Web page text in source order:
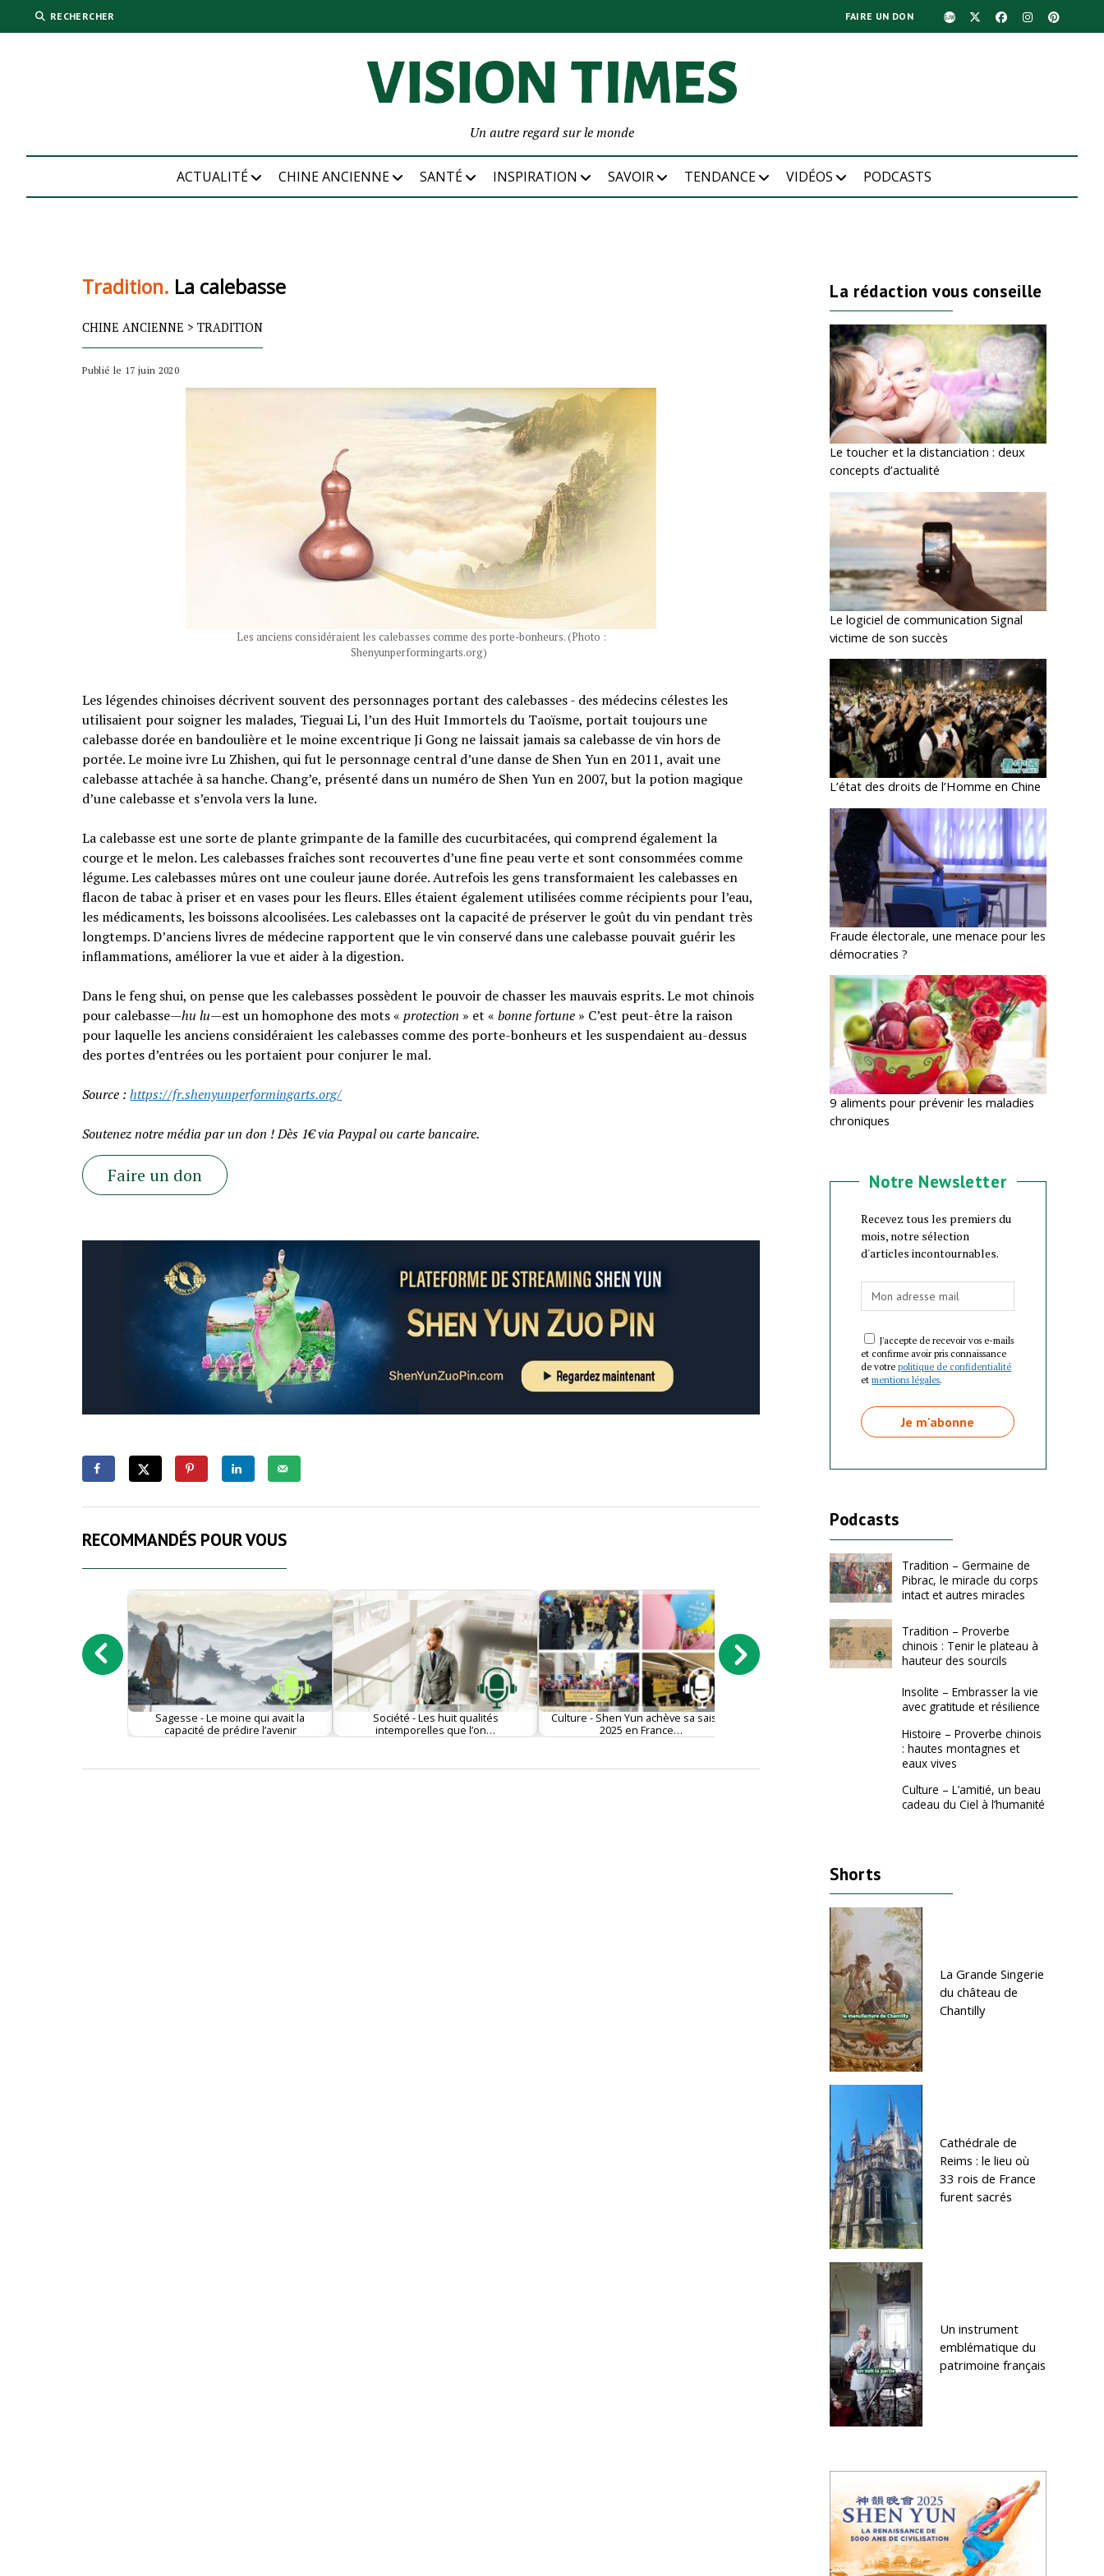
RECHERCHER FAIRE UN DON
Un autre regard sur le monde
ACTUALITÉ CHINE ANCIENNE SANTÉ INSPIRATION SAVOIR TENDANCE VIDÉOS PODCASTS
Tradition. La calebasse
CHINE ANCIENNE >TRADITION
Publié le 17 juin 2020
Les anciens considéraient les calebasses comme des porte-bonheurs. (Photo :
Shenyunperformingarts.org)
Les légendes chinoises décrivent souvent des personnages portant des calebasses - des médecins célestes les
utilisaient pour soigner les malades, Tieguai Li, l’un des Huit Immortels du Taoïsme, portait toujours une
calebasse dorée en bandoulière et le moine excentrique Ji Gong ne laissait jamais sa calebasse de vin hors de
portée. Le moine ivre Lu Zhishen, qui fut le personnage central d’une danse de Shen Yun en 2011, avait une
calebasse attachée à sa hanche. Chang’e, présenté dans un numéro de Shen Yun en 2007, but la potion magique
d’une calebasse et s’envola vers la lune.
La calebasse est une sorte de plante grimpante de la famille des cucurbitacées, qui comprend également la
courge et le melon. Les calebasses fraîches sont recouvertes d’une fine peau verte et sont consommées comme
légume. Les calebasses mûres ont une couleur jaune dorée. Autrefois les gens transformaient les calebasses en
flacon de tabac à priser et en vases pour les fleurs. Elles étaient également utilisées comme récipients pour l’eau,
les médicaments, les boissons alcoolisées. Les calebasses ont la capacité de préserver le goût du vin pendant très
longtemps. D’anciens livres de médecine rapportent que le vin conservé dans une calebasse pouvait guérir les
inflammations, améliorer la vue et aider à la digestion.
Dans le feng shui, on pense que les calebasses possèdent le pouvoir de chasser les mauvais esprits. Le mot chinois
pour calebasse—hu lu—est un homophone des mots «protection » et «bonne fortune » C’est peut-être la raison
pour laquelle les anciens considéraient les calebasses comme des porte-bonheurs et les suspendaient au-dessus
des portes d’entrées ou les portaient pour conjurer le mal.
Source :https://fr.shenyunperformingarts.org/
Soutenez notre média par un don ! Dès 1€ via Paypal ou carte bancaire.
Faire un don
RECOMMANDÉS POUR VOUS
Sagesse - Le moine qui avait la
capacité de prédire l’avenir
Société - Les huit qualités
intemporelles que l’on…
Culture - Shen Yun achève sa saison
2025 en France…
Histoire - La peinture de Chang’e par
anciens contes…
La rédaction vous conseille
Le toucher et la distanciation : deux
concepts d’actualité
Le logiciel de communication Signal
victime de son succès
L’état des droits de l’Homme en Chine
Fraude électorale, une menace pour les
démocraties ?
9 aliments pour prévenir les maladies
chroniques
Notre Newsletter
Recevez tous les premiers du
mois, notre sélection
d'articles incontournables.
J'accepte de recevoir vos e-mails
et confirme avoir pris connaissance
de votrepolitique de confidentialité
etmentions légales.
Podcasts
Tradition – Germaine de
Pibrac, le miracle du corps
intact et autres miracles
Tradition – Proverbe
chinois : Tenir le plateau à
hauteur des sourcils
Insolite – Embrasser la vie
avec gratitude et résilience
Histoire – Proverbe chinois
: hautes montagnes et
eaux vives
Culture – L’amitié, un beau
cadeau du Ciel à l’humanité
Shorts
La Grande Singerie
du château de
Chantilly
Cathédrale de
Reims : le lieu où
33 rois de France
furent sacrés
Un instrument
emblématique du
patrimoine français